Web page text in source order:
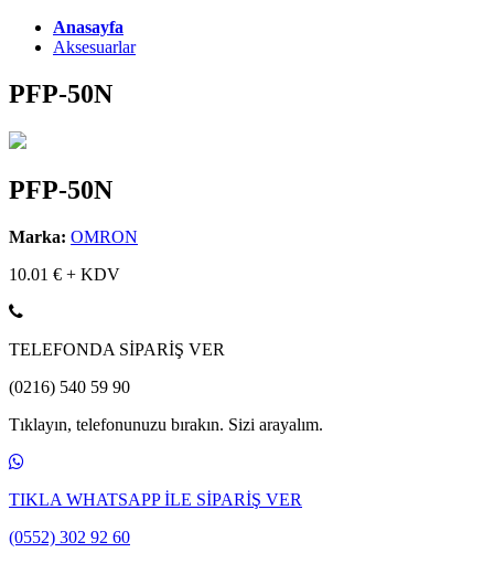
Anasayfa
Aksesuarlar
PFP-50N
PFP-50N
Marka: OMRON
10.01 € + KDV
TELEFONDA SİPARİŞ VER
(0216) 540 59 90
Tıklayın, telefonunuzu bırakın. Sizi arayalım.
TIKLA WHATSAPP İLE SİPARİŞ VER
(0552) 302 92 60